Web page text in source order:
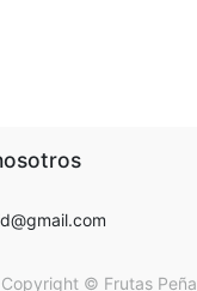
Copyright © Frutas Peña